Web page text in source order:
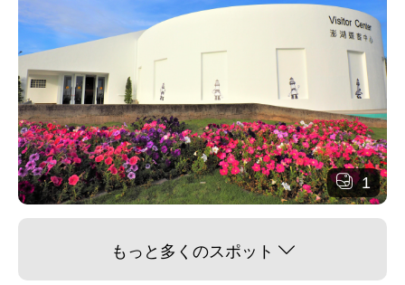
1
もっと多くのスポット